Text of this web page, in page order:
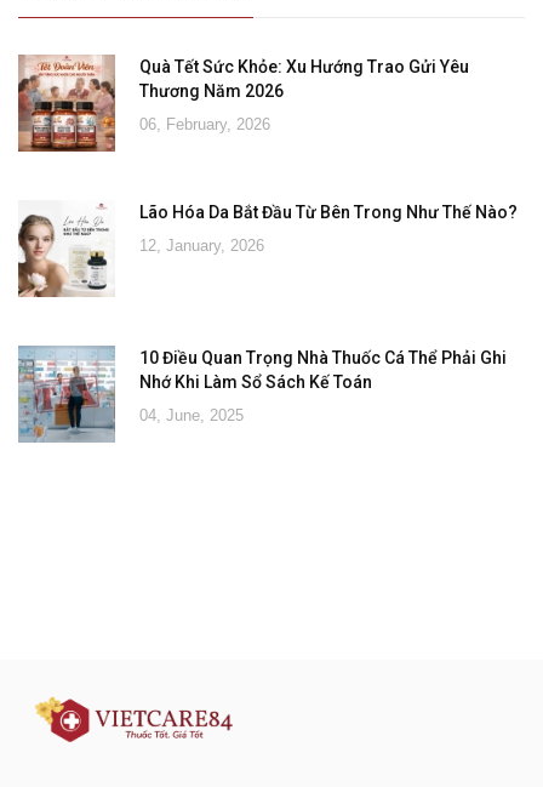
Quà Tết Sức Khỏe: Xu Hướng Trao Gửi Yêu
Thương Năm 2026
06, February, 2026
Lão Hóa Da Bắt Đầu Từ Bên Trong Như Thế Nào?
12, January, 2026
10 Điều Quan Trọng Nhà Thuốc Cá Thể Phải Ghi
Nhớ Khi Làm Sổ Sách Kế Toán
04, June, 2025